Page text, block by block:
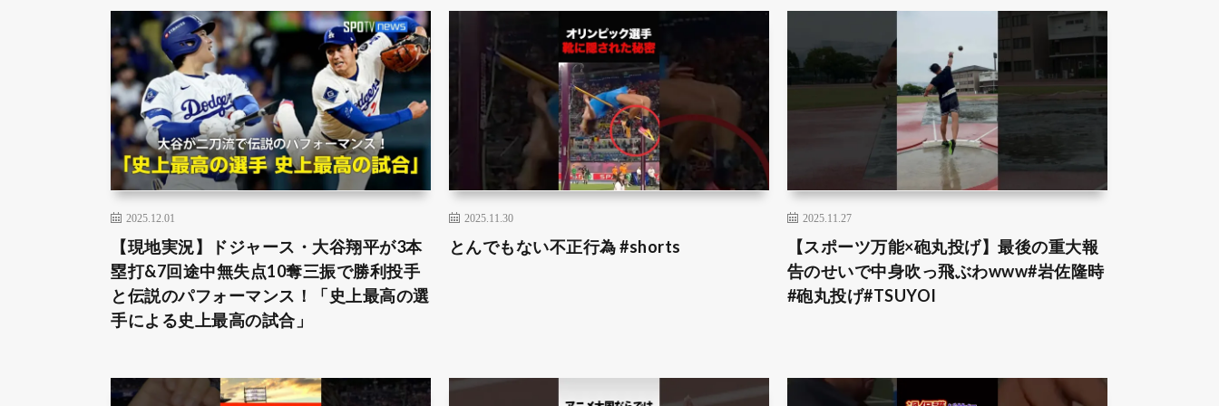
2025.12.01
【現地実況】ドジャース・大谷翔平が3本
塁打&7回途中無失点10奪三振で勝利投手
と伝説のパフォーマンス！「史上最高の選
手による史上最高の試合」
2025.11.30
とんでもない不正行為 #shorts
2025.11.27
【スポーツ万能×砲丸投げ】最後の重大報
告のせいで中身吹っ飛ぶわwww#岩佐隆時
#砲丸投げ#TSUYOI